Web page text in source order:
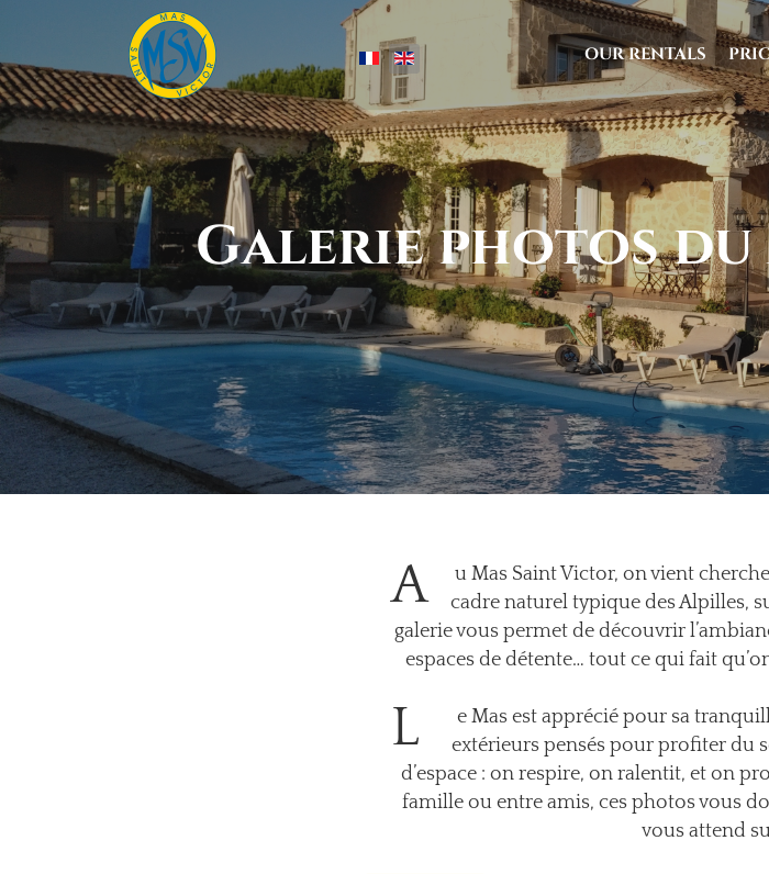
Select your language OUR RENTALS
Galerie photos
A
u Mas Saint Victor, on vient
cadre naturel typique des Alpilles,
galerie vous permet de découvrir
espaces de détente… tout ce qui fait
L
e Mas est apprécié pour sa
extérieurs pensés pour profiter du
d’espace : on respire, on ralentit, et on
famille ou entre amis, ces photos vous
vous attend